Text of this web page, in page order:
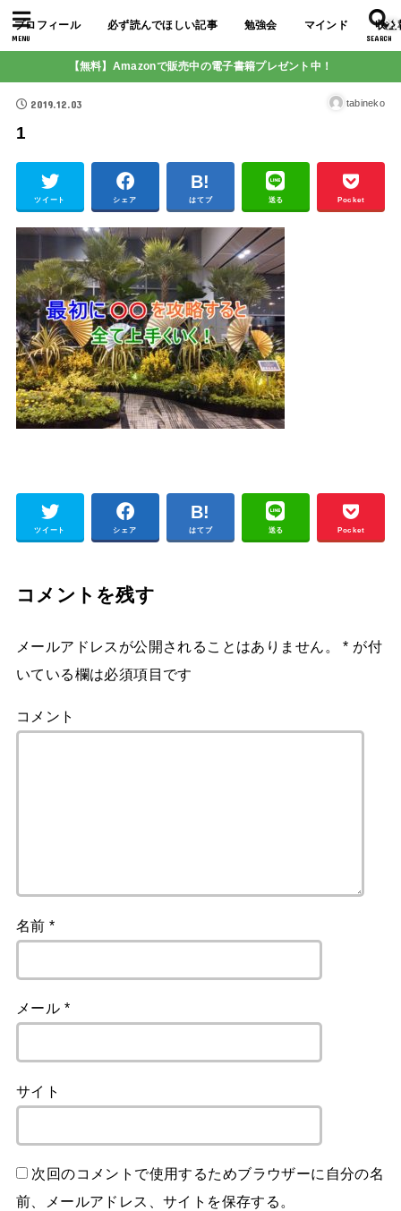
SEARCH
MENU
プロフィール 必ず読んでほしい記事 勉強会 マインド 収益
【無料】Amazonで販売中の電子書籍プレゼント中！
2019.12.03 tabineko
1
ツイート シェア はてブ 送る Pocket
ツイート シェア はてブ 送る Pocket
コメントを残す
メールアドレスが公開されることはありません。 * が付
いている欄は必須項目です
コメント
名前*
メール *
サイト
次回のコメントで使用するためブラウザーに自分の名
前、メールアドレス、サイトを保存する。